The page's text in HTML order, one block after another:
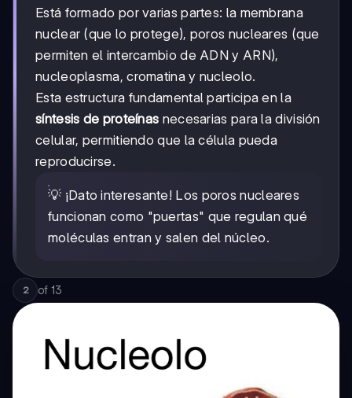
Está formado por varias partes: la membrana
nuclear (que lo protege), poros nucleares (que
permiten el intercambio de ADN y ARN),
nucleoplasma, cromatina y nucleolo.
Esta estructura fundamental participa en la
síntesis de proteínas necesarias para la división
celular, permitiendo que la célula pueda
reproducirse.
💡 ¡Dato interesante! Los poros nucleares
funcionan como "puertas" que regulan qué
moléculas entran y salen del núcleo.
2 of 13